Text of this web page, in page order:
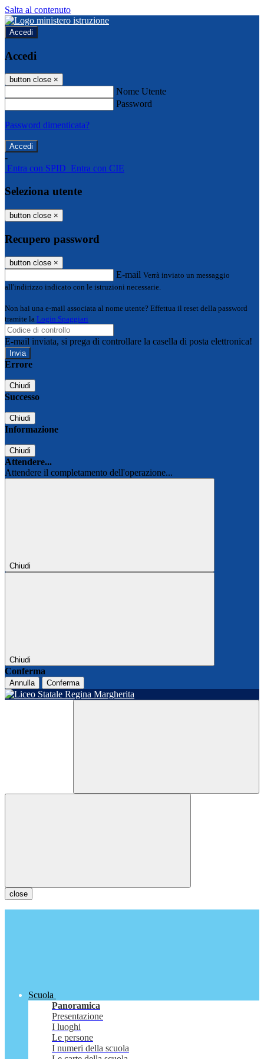
Salta al contenuto
Accedi
Accedi
button close ×
Nome Utente
Password
Password dimenticata?
-
Entra con SPID Entra con CIE
Seleziona utente
button close ×
Recupero password
button close ×
E-mail Verrà inviato un messaggio
all'indirizzo indicato con le istruzioni necessarie.
Non hai una e-mail associata al nome utente? Effettua il reset della password
tramite la Login Spaggiari
E-mail inviata, si prega di controllare la casella di posta elettronica!
Errore
Chiudi
Successo
Chiudi
Informazione
Chiudi
Attendere...
Attendere il completamento dell'operazione...
Chiudi
Chiudi
Conferma
Annulla Conferma
close
Scuola
Panoramica
Presentazione
I luoghi
Le persone
I numeri della scuola